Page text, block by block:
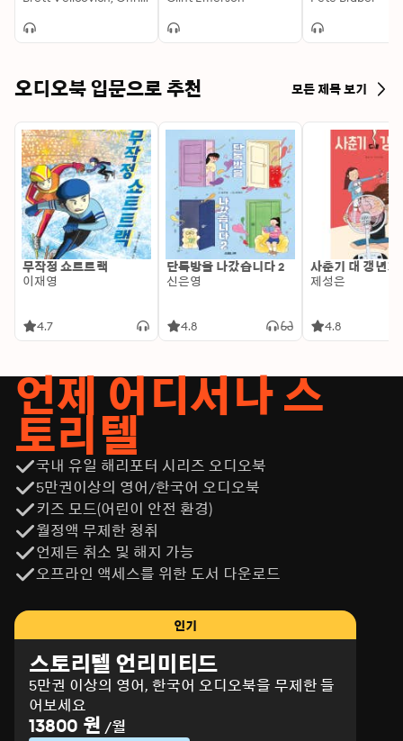
Dangerous Enemies
Hell
오디오북 입문으로 추천 모든 제목 보기
무작정 쇼트트랙
이재영
4.7
단톡방을 나갔습니다 2
신은영
4.8
사춘기 대 갱년기
제성은
4.8
언제 어디서나 스
토리텔
국내 유일 해리포터 시리즈 오디오북
5만권이상의 영어/한국어 오디오북
키즈 모드(어린이 안전 환경)
월정액 무제한 청취
언제든 취소 및 해지 가능
오프라인 액세스를 위한 도서 다운로드
인기
스토리텔 언리미티드
5만권 이상의 영어, 한국어 오디오북을 무제한 들
어보세요
13800 원 /월